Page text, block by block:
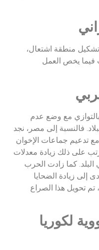
تشكيل منطقة اشتعال،
فيما يخص العمل
مع وضع عدم
فالنسبة إلى مصر، نجد
تدعيم جماعات الإخوان
على ذلك زيادة معدلات
كما زادت الحرب
إلى زيادة الضحايا
والعنف. ومع قُرب انتهاء عام 2012، تم تحويل هذا الصراع
لكوريا